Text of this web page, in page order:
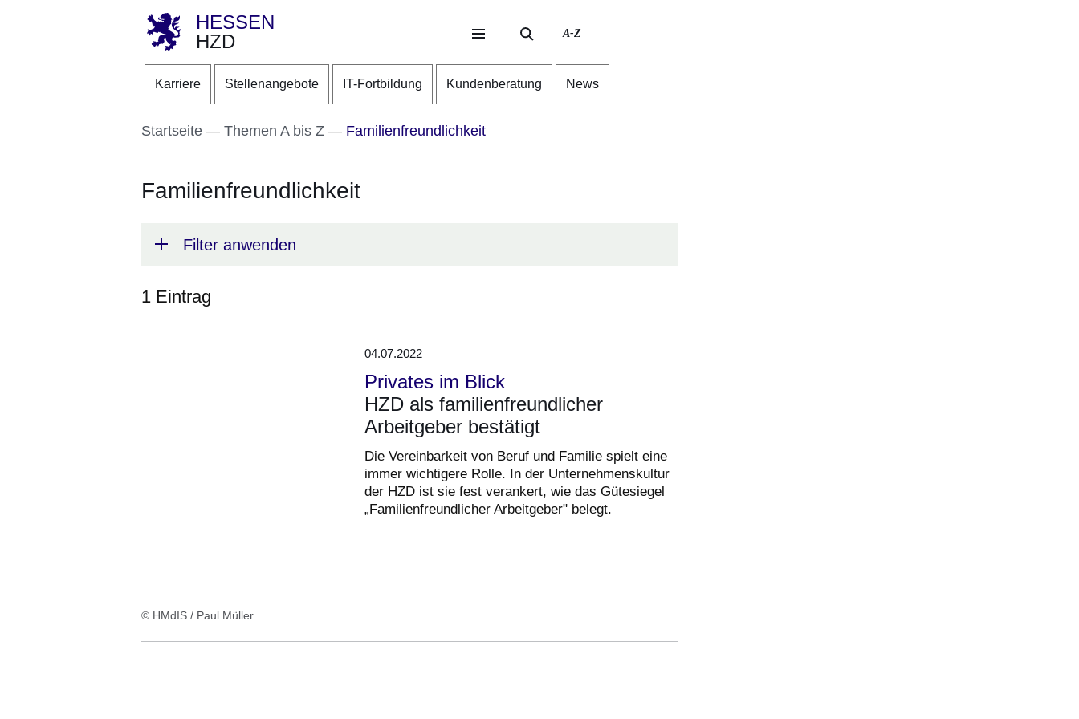
Direkt zum Kopf der Seite
Direkt zum Inhalt
Direkt zum Fuß der Seite
HESSEN
HZD
A-Z
Karriere Stellenangebote IT-Fortbildung Kundenberatung News
Startseite Themen A bis Z Familienfreundlichkeit
Familienfreundlichkeit
Filter anwenden
1 Eintrag
© HMdIS / Paul Müller
04.07.2022
Privates im Blick
HZD als familienfreundlicher
Arbeitgeber bestätigt
Die Vereinbarkeit von Beruf und Familie spielt eine
immer wichtigere Rolle. In der Unternehmenskultur
der HZD ist sie fest verankert, wie das Gütesiegel
„Familienfreundlicher Arbeitgeber" belegt.